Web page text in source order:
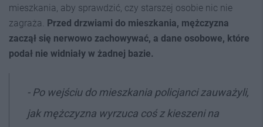
mieszkania, aby sprawdzić, czy starszej osobie nic nie
zagraża. Przed drzwiami do mieszkania, mężczyzna
zaczął się nerwowo zachowywać, a dane osobowe, które
podał nie widniały w żadnej bazie.
- Po wejściu do mieszkania policjanci zauważyli,
jak mężczyzna wyrzuca coś z kieszeni na